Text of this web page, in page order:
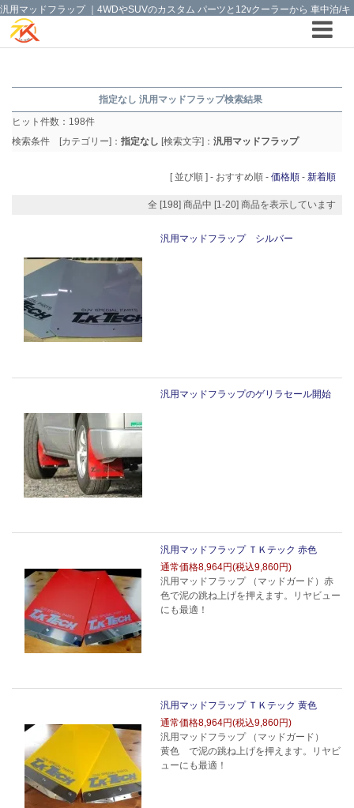
汎用マッドフラップ ｜4WDやSUVのカスタム パーツと12vクーラーから 車中泊/キ
ャンピング部品までご提案の T.K TECH 埼玉
指定なし 汎用マッドフラップ検索結果
ヒット件数： 198件
検索条件 [カテゴリー]： 指定なし [検索文字]： 汎用マッドフラップ
[ 並び順 ] - おすすめ順- 価格順- 新着順
全 [198] 商品中 [1-20] 商品を表示しています
汎用マッドフラップ シルバー
汎用マッドフラップのゲリラセール開始
汎用マッドフラップ ＴＫテック 赤色
通常価格8,964円(税込9,860円)
汎用マッドフラップ （マッドガード）赤
色で泥の跳ね上げを押えます。リヤビュー
にも最適！
汎用マッドフラップ ＴＫテック 黄色
通常価格8,964円(税込9,860円)
汎用マッドフラップ （マッドガード）
黄色 で泥の跳ね上げを押えます。リヤビ
ューにも最適！